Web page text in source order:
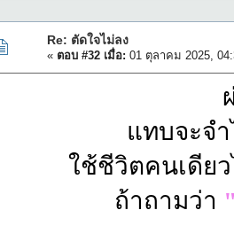
Re: ตัดใจไม่ลง
« ตอบ #32 เมื่อ: 01 ตุลาคม 2025,
แทบจะจ
ใช้ชีวิตคนเดีย
ถ้าถามว่า